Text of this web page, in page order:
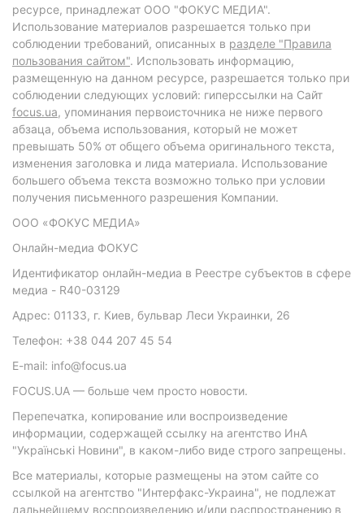
ресурсе, принадлежат ООО "ФОКУС МЕДИА".
Использование материалов разрешается только при
соблюдении требований, описанных в разделе "Правила
пользования сайтом". Использовать информацию,
размещенную на данном ресурсе, разрешается только при
соблюдении следующих условий: гиперссылки на Сайт
focus.ua, упоминания первоисточника не ниже первого
абзаца, объема использования, который не может
превышать 50% от общего объема оригинального текста,
изменения заголовка и лида материала. Использование
большего объема текста возможно только при условии
получения письменного разрешения Компании.
ООО «ФОКУС МЕДИА»
Онлайн-медиа ФОКУС
Идентификатор онлайн-медиа в Реестре субъектов в сфере
медиа - R40-03129
Адрес: 01133, г. Киев, бульвар Леси Украинки, 26
Телефон: +38 044 207 45 54
E-mail: info@focus.ua
FOCUS.UA — больше чем просто новости.
Перепечатка, копирование или воспроизведение
информации, содержащей ссылку на агентство ИнА
"Українські Новини", в каком-либо виде строго запрещены.
Все материалы, которые размещены на этом сайте со
ссылкой на агентство "Интерфакс-Украина", не подлежат
дальнейшему воспроизведению и/или распространению в